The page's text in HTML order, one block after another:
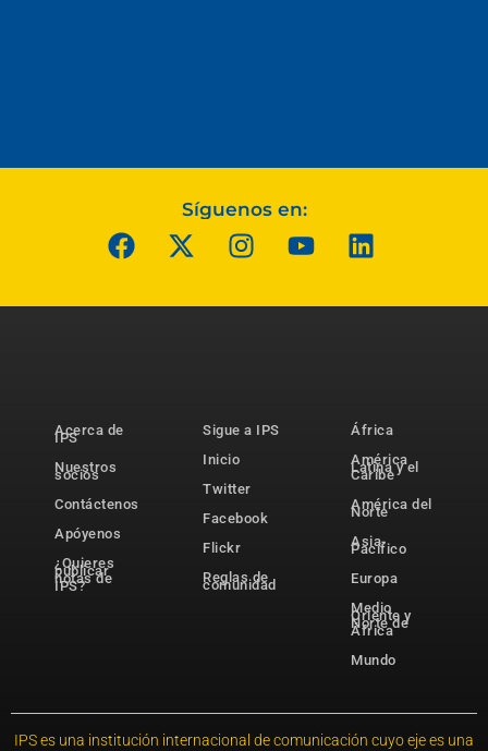
Síguenos en:
Acerca de
IPS
Nuestros
socios
Contáctenos
Apóyenos
¿Quieres
publicar
notas de
IPS?
Sigue a IPS
Inicio
Twitter
Facebook
Flickr
Reglas de
comunidad
África
América
Latina y el
Caribe
América del
Norte
Asia-
Pacífico
Europa
Medio
Oriente y
Norte de
África
Mundo
IPS es una institución internacional de comunicación cuyo eje es una